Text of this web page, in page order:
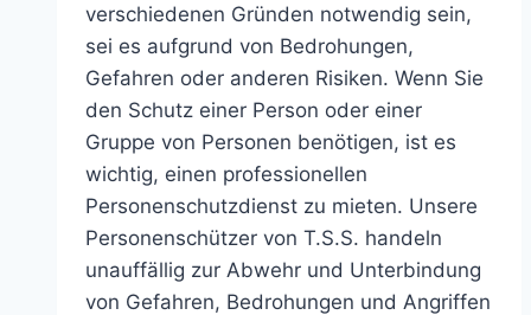
verschiedenen Gründen notwendig sein,
sei es aufgrund von Bedrohungen,
Gefahren oder anderen Risiken. Wenn Sie
den Schutz einer Person oder einer
Gruppe von Personen benötigen, ist es
wichtig, einen professionellen
Personenschutzdienst zu mieten. Unsere
Personenschützer von T.S.S. handeln
unauffällig zur Abwehr und Unterbindung
von Gefahren, Bedrohungen und Angriffen